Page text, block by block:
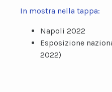
In mostra nella tappa:
Napoli 2022
Esposizione
2022)